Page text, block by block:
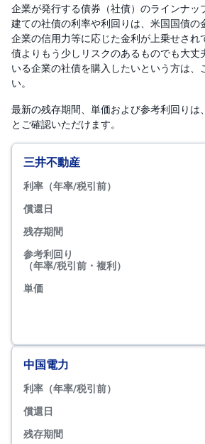
企業が発行する債券（社債）のラインナッ
建ての社債の利率や利回りは、米国国債の
企業の信用力等に応じた金利が上乗せされ
債よりもう少しリスクのあるものでも大丈
いる企業の社債を購入したいという方は、
い。
最新の残存期間、単価および参考利回りは
とご確認いただけます。
三井不動産
利率（年率/税引前）
償還日
残存期間
参考利回り
（年率/税引前・複利）
単価
中国電力
利率（年率/税引前）
償還日
残存期間